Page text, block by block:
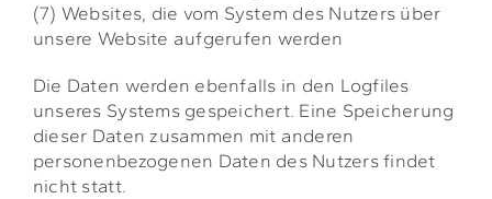
(7) Websites, die vom System des Nutzers über
unsere Website aufgerufen werden
Die Daten werden ebenfalls in den Logfiles
unseres Systems gespeichert. Eine Speicherung
dieser Daten zusammen mit anderen
personenbezogenen Daten des Nutzers findet
nicht statt.